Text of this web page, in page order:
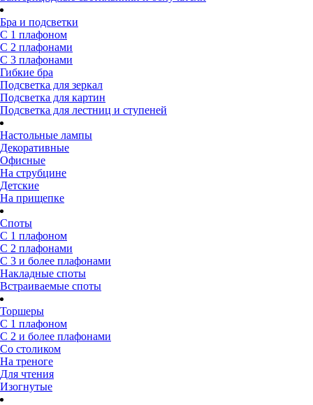
Бра и подсветки
С 1 плафоном
С 2 плафонами
С 3 плафонами
Гибкие бра
Подсветка для зеркал
Подсветка для картин
Подсветка для лестниц и ступеней
Настольные лампы
Декоративные
Офисные
На струбцине
Детские
На прищепке
Споты
С 1 плафоном
С 2 плафонами
С 3 и более плафонами
Накладные споты
Встраиваемые споты
Торшеры
С 1 плафоном
С 2 и более плафонами
Со столиком
На треноге
Для чтения
Изогнутые